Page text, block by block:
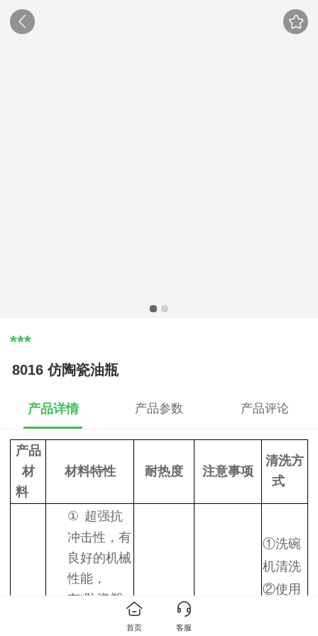
***
8016 仿陶瓷油瓶
产品详情 产品参数 产品评论
产品
材
料
材料特性 耐热度 注意事项
清洗方
式
① 超强抗
冲击性，有
良好的机械
性能，
有“防弹塑
①洗碗
机清洗
②使用
首页 客服